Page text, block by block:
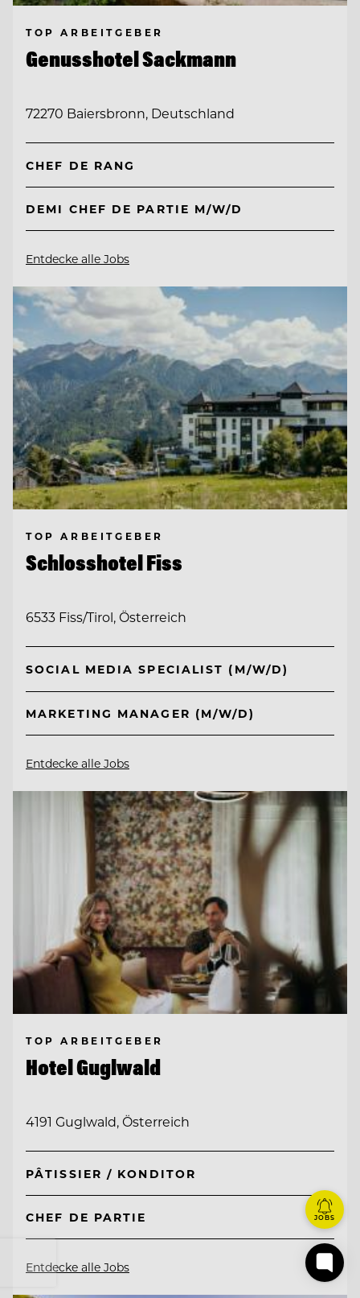
TOP ARBEITGEBER
Genusshotel Sackmann
72270 Baiersbronn, Deutschland
CHEF DE RANG
DEMI CHEF DE PARTIE M/W/D
Entdecke alle Jobs
TOP ARBEITGEBER
Schlosshotel Fiss
6533 Fiss/Tirol, Österreich
SOCIAL MEDIA SPECIALIST (M/W/D)
MARKETING MANAGER (M/W/D)
Entdecke alle Jobs
TOP ARBEITGEBER
Hotel Guglwald
4191 Guglwald, Österreich
PÂTISSIER / KONDITOR
CHEF DE PARTIE
Entdecke alle Jobs
JOBS